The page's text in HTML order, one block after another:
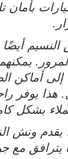
بأمان
أيضًا
أماكن
هذا يوفر
بشكل
يقدم ونش
يترافق مع